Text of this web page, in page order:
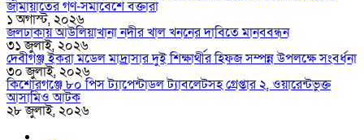
জামায়াতের গণ-সমাবেশে বক্তারা
১ অগাস্ট, ২০২৬
জলঢাকায় আউলিয়াখানা নদীর খাল খননের দাবিতে মানববন্ধন
৩১ জুলাই, ২০২৬
দেবীগঞ্জ ইকরা মডেল মাদ্রাসার দুই শিক্ষার্থীর হিফজ সম্পন্ন উপলক্ষে সংবর্ধনা
৩০ জুলাই, ২০২৬
কিশোরগঞ্জে ৮০ পিস ট্যাপেন্টাডল ট্যাবলেটসহ গ্রেপ্তার ২, ওয়ারেন্টভুক্ত
আসামিও আটক
২৮ জুলাই, ২০২৬